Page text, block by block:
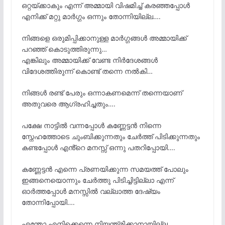
ഒറ്റയ്ക്കാകും എന്ന് അമ്മായി വിഷമിച്ച് കരഞ്ഞപ്പോൾ
എനിക്ക് മറ്റു മാർഗ്ഗം ഒന്നും തോന്നിയില്ല….
നിങ്ങളെ ഒരുമിപ്പിക്കാനുള്ള മാർഗ്ഗങ്ങൾ അമ്മായിക്ക്
പറഞ്ഞ് കൊടുത്തിരുന്നു…
എങ്കിലും അമ്മായിക്ക് വേണ്ട നിർദേശങ്ങൾ
വിദേശത്തിരുന്ന് കൊണ്ട് തന്നെ നൽകി…
നിങ്ങൾ രണ്ട് പേരും ഒന്നാകണമെന്ന് തന്നെയാണ്
അതുവരെ ആഗ്രഹിച്ചതും….
പക്ഷേ നാട്ടിൽ വന്നപ്പോൾ കണ്ണേട്ടൻ നിന്നെ
സ്നേഹത്തോടെ ചുംബിക്കുന്നതും ചേർത്ത് പിടിക്കുന്നതും
കണ്ടപ്പോൾ എൻ്റെ മനസ്സ് ഒന്നു പതറിപ്പോയി….
കണ്ണേട്ടൻ എന്നെ പ്രണയിക്കുന്ന സമയത്ത് പോലും
ഇങ്ങനെയൊന്നും ചേർത്തു പിടിച്ചിട്ടില്ലാ എന്ന്
ഓർത്തപ്പോൾ മനസ്സിൽ വല്ലാത്ത ദേഷ്യം
തോന്നിപ്പോയി….